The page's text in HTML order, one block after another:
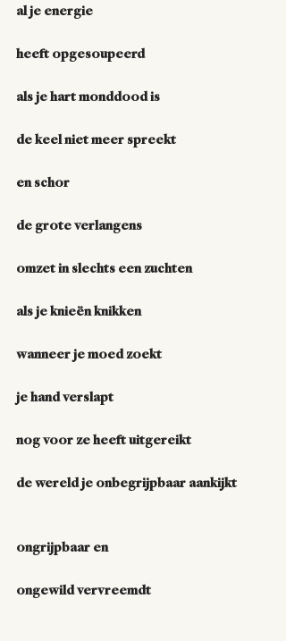
al je energie
heeft opgesoupeerd
als je hart monddood is
de keel niet meer spreekt
en schor
de grote verlangens
omzet in slechts een zuchten
als je knieën knikken
wanneer je moed zoekt
je hand verslapt
nog voor ze heeft uitgereikt
de wereld je onbegrijpbaar aankijkt
ongrijpbaar en
ongewild vervreemdt